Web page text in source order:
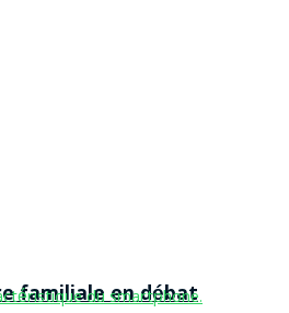
familiale en débat